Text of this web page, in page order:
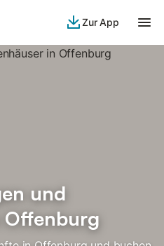
Zur App
und
Offenburg